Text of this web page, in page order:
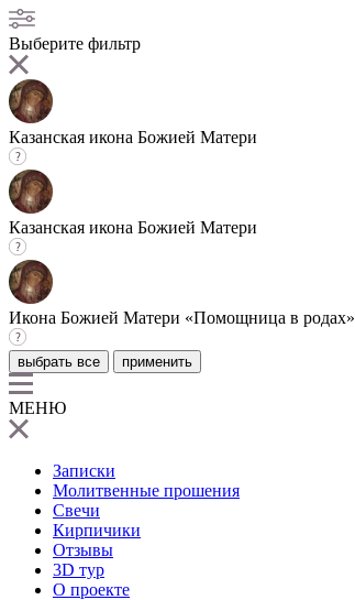
Выберите фильтр
Казанская икона Божией Матери
Казанская икона Божией Матери
Икона Божией Матери «Помощница в родах»
выбрать все применить
МЕНЮ
Записки
Молитвенные прошения
Свечи
Кирпичики
Отзывы
3D тур
О проекте